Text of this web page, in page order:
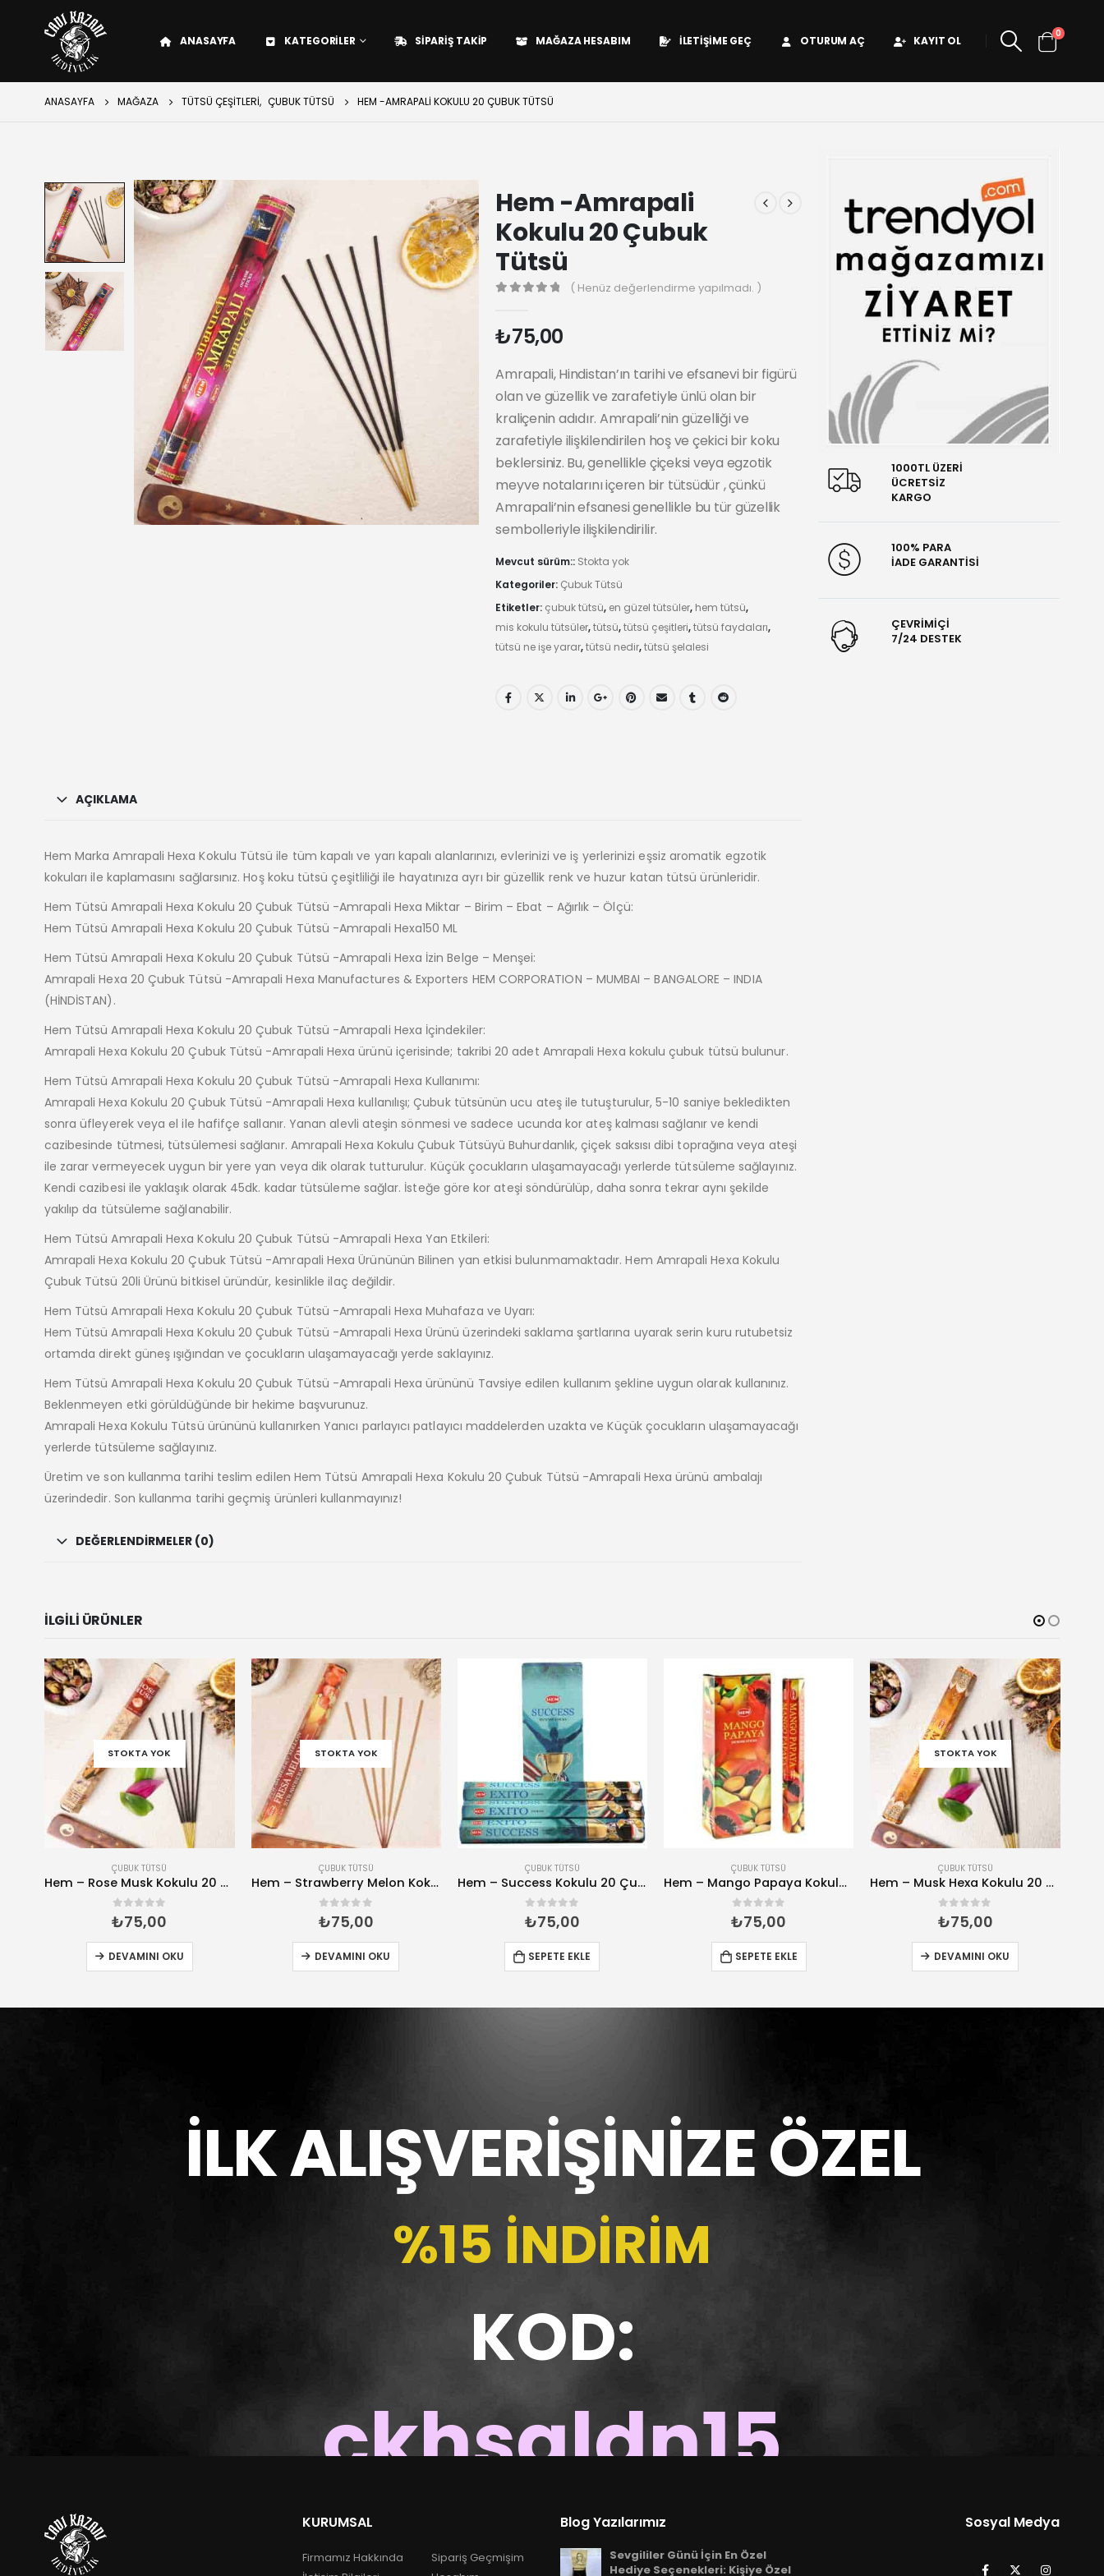
ANASAYFA KATEGORILER SIPARIŞ TAKIP MAĞAZA HESABIM İLETIŞIME GEÇ OTURUM AÇ KAYIT OL
0
ANASAYFA MAĞAZA TÜTSÜ ÇEŞITLERI, ÇUBUK TÜTSÜ HEM -AMRAPALI KOKULU 20 ÇUBUK TÜTSÜ
Hem -Amrapali
Kokulu 20 Çubuk
Tütsü
( Henüz değerlendirme yapılmadı. )
₺75,00
Amrapali, Hindistan’ın tarihi ve efsanevi bir figürü
olan ve güzellik ve zarafetiyle ünlü olan bir
kraliçenin adıdır. Amrapali’nin güzelliği ve
zarafetiyle ilişkilendirilen hoş ve çekici bir koku
beklersiniz. Bu, genellikle çiçeksi veya egzotik
meyve notalarını içeren bir tütsüdür , çünkü
Amrapali’nin efsanesi genellikle bu tür güzellik
sembolleriyle ilişkilendirilir.
Mevcut sürüm:: Stokta yok
Kategoriler: Çubuk Tütsü
Etiketler: çubuk tütsü, en güzel tütsüler, hem tütsü,
mis kokulu tütsüler,tütsü,tütsü çeşitleri,tütsü faydaları,
tütsü ne işe yarar,tütsü nedir,tütsü şelalesi
AÇIKLAMA
Hem Marka Amrapali Hexa Kokulu Tütsü ile tüm kapalı ve yarı kapalı alanlarınızı, evlerinizi ve iş yerlerinizi eşsiz aromatik egzotik
kokuları ile kaplamasını sağlarsınız. Hoş koku tütsü çeşitliliği ile hayatınıza ayrı bir güzellik renk ve huzur katan tütsü ürünleridir.
Hem Tütsü Amrapali Hexa Kokulu 20 Çubuk Tütsü -Amrapali Hexa Miktar – Birim – Ebat – Ağırlık – Ölçü:
Hem Tütsü Amrapali Hexa Kokulu 20 Çubuk Tütsü -Amrapali Hexa150 ML
Hem Tütsü Amrapali Hexa Kokulu 20 Çubuk Tütsü -Amrapali Hexa İzin Belge – Menşei:
Amrapali Hexa 20 Çubuk Tütsü -Amrapali Hexa Manufactures & Exporters HEM CORPORATION – MUMBAI – BANGALORE – INDIA
(HİNDİSTAN).
Hem Tütsü Amrapali Hexa Kokulu 20 Çubuk Tütsü -Amrapali Hexa İçindekiler:
Amrapali Hexa Kokulu 20 Çubuk Tütsü -Amrapali Hexa ürünü içerisinde; takribi 20 adet Amrapali Hexa kokulu çubuk tütsü bulunur.
Hem Tütsü Amrapali Hexa Kokulu 20 Çubuk Tütsü -Amrapali Hexa Kullanımı:
Amrapali Hexa Kokulu 20 Çubuk Tütsü -Amrapali Hexa kullanılışı; Çubuk tütsünün ucu ateş ile tutuşturulur, 5-10 saniye bekledikten
sonra üfleyerek veya el ile hafifçe sallanır. Yanan alevli ateşin sönmesi ve sadece ucunda kor ateş kalması sağlanır ve kendi
cazibesinde tütmesi, tütsülemesi sağlanır. Amrapali Hexa Kokulu Çubuk Tütsüyü Buhurdanlık, çiçek saksısı dibi toprağına veya ateşi
ile zarar vermeyecek uygun bir yere yan veya dik olarak tutturulur. Küçük çocukların ulaşamayacağı yerlerde tütsüleme sağlayınız.
Kendi cazibesi ile yaklaşık olarak 45dk. kadar tütsüleme sağlar. İsteğe göre kor ateşi söndürülüp, daha sonra tekrar aynı şekilde
yakılıp da tütsüleme sağlanabilir.
Hem Tütsü Amrapali Hexa Kokulu 20 Çubuk Tütsü -Amrapali Hexa Yan Etkileri:
Amrapali Hexa Kokulu 20 Çubuk Tütsü -Amrapali Hexa Ürününün Bilinen yan etkisi bulunmamaktadır. Hem Amrapali Hexa Kokulu
Çubuk Tütsü 20li Ürünü bitkisel üründür, kesinlikle ilaç değildir.
Hem Tütsü Amrapali Hexa Kokulu 20 Çubuk Tütsü -Amrapali Hexa Muhafaza ve Uyarı:
Hem Tütsü Amrapali Hexa Kokulu 20 Çubuk Tütsü -Amrapali Hexa Ürünü üzerindeki saklama şartlarına uyarak serin kuru rutubetsiz
ortamda direkt güneş ışığından ve çocukların ulaşamayacağı yerde saklayınız.
Hem Tütsü Amrapali Hexa Kokulu 20 Çubuk Tütsü -Amrapali Hexa ürününü Tavsiye edilen kullanım şekline uygun olarak kullanınız.
Beklenmeyen etki görüldüğünde bir hekime başvurunuz.
Amrapali Hexa Kokulu Tütsü ürününü kullanırken Yanıcı parlayıcı patlayıcı maddelerden uzakta ve Küçük çocukların ulaşamayacağı
yerlerde tütsüleme sağlayınız.
Üretim ve son kullanma tarihi teslim edilen Hem Tütsü Amrapali Hexa Kokulu 20 Çubuk Tütsü -Amrapali Hexa ürünü ambalajı
üzerindedir. Son kullanma tarihi geçmiş ürünleri kullanmayınız!
DEĞERLENDIRMELER (0)
1000TL ÜZERİ
ÜCRETSİZ
KARGO
100% PARA
İADE GARANTİSİ
ÇEVRİMİÇİ
7/24 DESTEK
İLGILI ÜRÜNLER
STOKTA YOK
ÇUBUK TÜTSÜ
Hem – Rose Musk Kokulu 20 Çubuk Tütsü
0 5 üzerinden
₺75,00
DEVAMINI OKU
STOKTA YOK
ÇUBUK TÜTSÜ
Hem – Strawberry Melon Kokulu 20 Çubuk Tütsü
0 5 üzerinden
₺75,00
DEVAMINI OKU
ÇUBUK TÜTSÜ
Hem – Success Kokulu 20 Çubuk Tütsü
0 5 üzerinden
₺75,00
SEPETE EKLE
ÇUBUK TÜTSÜ
Hem – Mango Papaya Kokulu 20 Çubuk Tütsü
0 5 üzerinden
₺75,00
SEPETE EKLE
STOKTA YOK
ÇUBUK TÜTSÜ
Hem – Musk Hexa Kokulu 20 Çubuk Tütsü
0 5 üzerinden
₺75,00
DEVAMINI OKU
İLK ALIŞVERİŞİNİZE ÖZEL
%15 İNDİRİM
KOD:
ckhsgldn15
300 TL VE ÜZERİ ALIŞVERİŞLERDE GEÇERLİDİR
KURUMSAL
Firmamız Hakkında
Sipariş Geçmişim
Blog Yazılarımız
Sevgililer Günü İçin En Özel
Hediye Seçenekleri: Kişiye Özel
Sosyal Medya